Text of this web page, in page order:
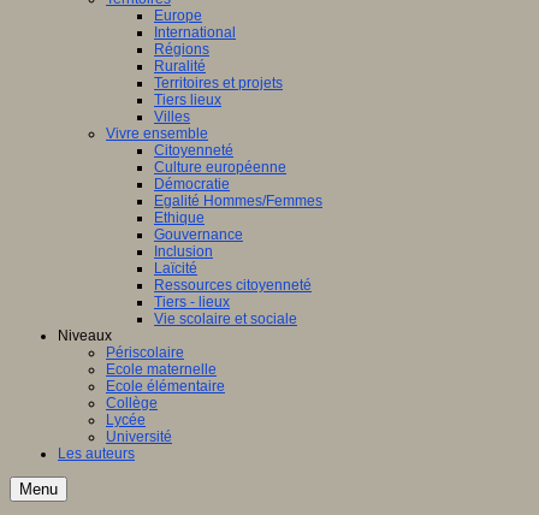
Europe
International
Régions
Ruralité
Territoires et projets
Tiers lieux
Villes
Vivre ensemble
Citoyenneté
Culture européenne
Démocratie
Egalité Hommes/Femmes
Ethique
Gouvernance
Inclusion
Laïcité
Ressources citoyenneté
Tiers - lieux
Vie scolaire et sociale
Niveaux
Périscolaire
Ecole maternelle
Ecole élémentaire
Collège
Lycée
Université
Les auteurs
Menu